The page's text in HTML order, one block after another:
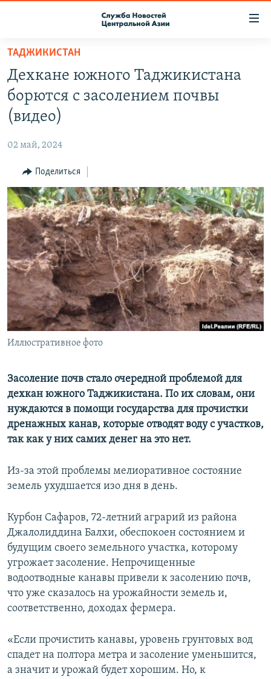
Вернуться
основному
содержанию
Вернутся
главной
Вернутся
поиску
ПОДПИСКА
КОНТАКТЫ
НАСТОЯЩЕЕ ВРЕМЯ
МИГРАНТ МЕДИА
ТАДЖИКИСТАН
Дехкане южного Таджикистана
борются с засолением почвы
(видео)
02 май, 2024
Поделиться
Иллюстративное фото
Засоление почв стало очередной проблемой для
дехкан южного Таджикистана. По их словам, они
нуждаются в помощи государства для прочистки
дренажных канав, которые отводят воду с участков,
так как у них самих денег на это нет.
Из-за этой проблемы мелиоративное состояние
земель ухудшается изо дня в день.
Курбон Сафаров, 72-летний аграрий из района
Джалолиддина Балхи, обеспокоен состоянием и
будущим своего земельного участка, которому
угрожает засоление. Непрочищенные
водоотводные канавы привели к засолению почв,
что уже сказалось на урожайности земель и,
соответственно, доходах фермера.
«Если прочистить канавы, уровень грунтовых вод
спадет на полтора метра и засоление уменьшится,
а значит и урожай будет хорошим. Но, к